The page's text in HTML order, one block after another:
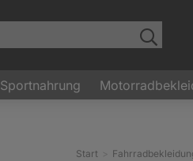
Sportnahrung
Start